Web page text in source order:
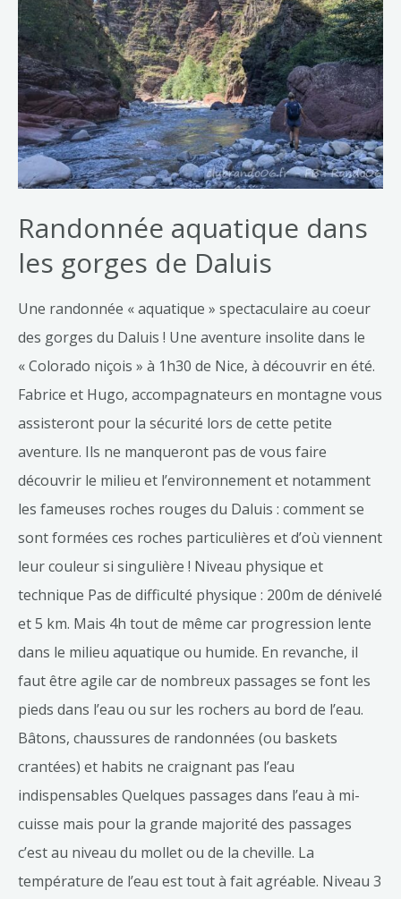
Randonnée aquatique dans
les gorges de Daluis
Une randonnée « aquatique » spectaculaire au coeur
des gorges du Daluis ! Une aventure insolite dans le
« Colorado niçois » à 1h30 de Nice, à découvrir en été.
Fabrice et Hugo, accompagnateurs en montagne vous
assisteront pour la sécurité lors de cette petite
aventure. Ils ne manqueront pas de vous faire
découvrir le milieu et l’environnement et notamment
les fameuses roches rouges du Daluis : comment se
sont formées ces roches particulières et d’où viennent
leur couleur si singulière ! Niveau physique et
technique Pas de difficulté physique : 200m de dénivelé
et 5 km. Mais 4h tout de même car progression lente
dans le milieu aquatique ou humide. En revanche, il
faut être agile car de nombreux passages se font les
pieds dans l’eau ou sur les rochers au bord de l’eau.
Bâtons, chaussures de randonnées (ou baskets
crantées) et habits ne craignant pas l’eau
indispensables Quelques passages dans l’eau à mi-
cuisse mais pour la grande majorité des passages
c’est au niveau du mollet ou de la cheville. La
température de l’eau est tout à fait agréable. Niveau 3
les
gorges
de
Daluis